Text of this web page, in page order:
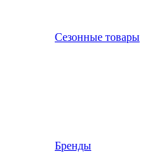
Сезонные товары
Бренды